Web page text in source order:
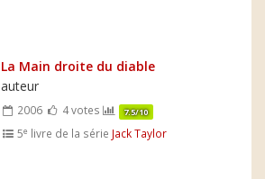
La Main droite du diable
auteur
2006 4 votes 7.5/10
5e livre de la série Jack Taylor